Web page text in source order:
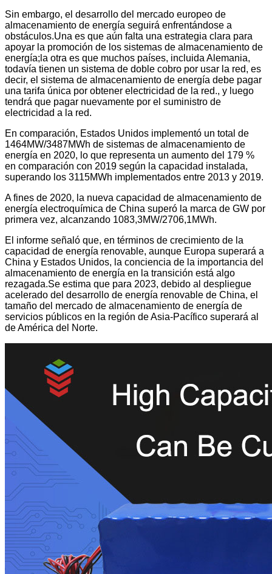
Sin embargo, el desarrollo del mercado europeo de
almacenamiento de energía seguirá enfrentándose a
obstáculos.Una es que aún falta una estrategia clara para
apoyar la promoción de los sistemas de almacenamiento de
energía;la otra es que muchos países, incluida Alemania,
todavía tienen un sistema de doble cobro por usar la red, es
decir, el sistema de almacenamiento de energía debe pagar
una tarifa única por obtener electricidad de la red., y luego
tendrá que pagar nuevamente por el suministro de
electricidad a la red.
En comparación, Estados Unidos implementó un total de
1464MW/3487MWh de sistemas de almacenamiento de
energía en 2020, lo que representa un aumento del 179 %
en comparación con 2019 según la capacidad instalada,
superando los 3115MWh implementados entre 2013 y 2019.
A fines de 2020, la nueva capacidad de almacenamiento de
energía electroquímica de China superó la marca de GW por
primera vez, alcanzando 1083,3MW/2706,1MWh.
El informe señaló que, en términos de crecimiento de la
capacidad de energía renovable, aunque Europa superará a
China y Estados Unidos, la conciencia de la importancia del
almacenamiento de energía en la transición está algo
rezagada.Se estima que para 2023, debido al despliegue
acelerado del desarrollo de energía renovable de China, el
tamaño del mercado de almacenamiento de energía de
servicios públicos en la región de Asia-Pacífico superará al
de América del Norte.